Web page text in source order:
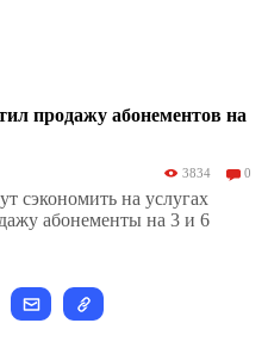
продажу абонементов на
3834 0
сэкономить на услугах
абонементы на 3 и 6